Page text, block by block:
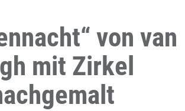
von van
mit Zirkel